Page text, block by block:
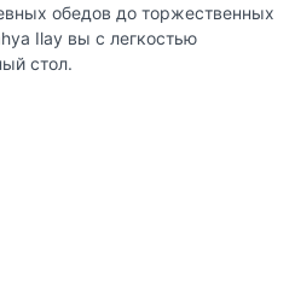
обедов до торжественных
Ilay вы с легкостью
стол.